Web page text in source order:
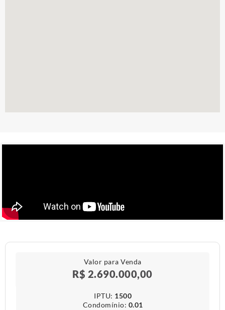
Valor para Venda
R$ 2.690.000,00
IPTU​: 1500
Condomínio​: 0.01